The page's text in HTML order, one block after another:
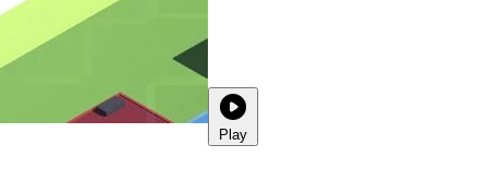
Play